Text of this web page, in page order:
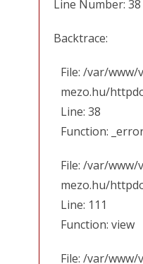
Line Number: 38
Backtrace:
File: /var/
mezo.hu/
Line: 38
Function:
File: /var/
mezo.hu/
Line: 111
Function: view
File: /var/